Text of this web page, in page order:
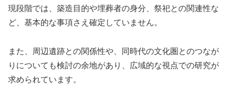
現段階では、築造目的や埋葬者の身分、祭祀との関連性な
ど、基本的な事項さえ確定していません。
また、周辺遺跡との関係性や、同時代の文化圏とのつなが
りについても検討の余地があり、広域的な視点での研究が
求められています。